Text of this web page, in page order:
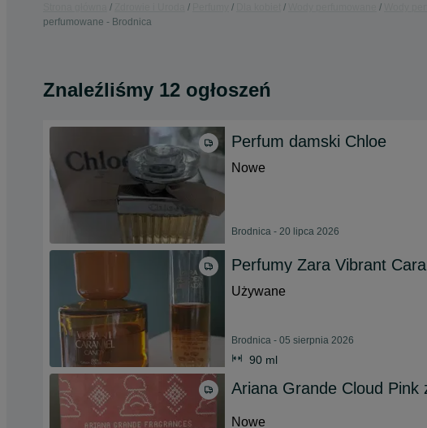
perfumowane - Brodnica
Znaleźliśmy 12 ogłoszeń
Perfum damski Chloe
Nowe
Brodnica - 20 lipca 2026
Perfumy Zara Vibrant
Używane
Brodnica - 05 sierpnia 2026
90 ml
Ariana Grande Cloud Pink
Nowe